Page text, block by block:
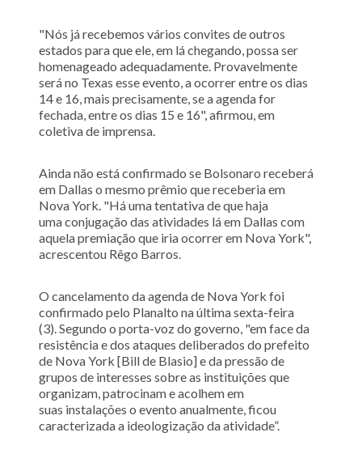
"Nós já recebemos vários convites de outros
estados para que ele, em lá chegando, possa ser
homenageado adequadamente. Provavelmente
será no Texas esse evento, a ocorrer entre os dias
14 e 16, mais precisamente, se a agenda for
fechada, entre os dias 15 e 16", afirmou, em
coletiva de imprensa.
Ainda não está confirmado se Bolsonaro receberá
em Dallas o mesmo prêmio que receberia em
Nova York. "Há uma tentativa de que haja
uma conjugação das atividades lá em Dallas com
aquela premiação que iria ocorrer em Nova York",
acrescentou Rêgo Barros.
O cancelamento da agenda de Nova York foi
confirmado pelo Planalto na última sexta-feira
(3). Segundo o porta-voz do governo, "em face da
resistência e dos ataques deliberados do prefeito
de Nova York [Bill de Blasio] e da pressão de
grupos de interesses sobre as instituições que
organizam, patrocinam e acolhem em
suas instalações o evento anualmente, ficou
caracterizada a ideologização da atividade”.